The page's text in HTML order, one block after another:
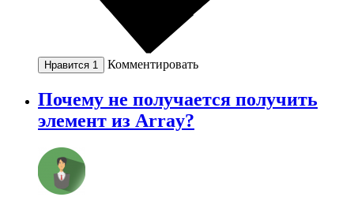
Нравится 1 Комментировать
Почему не получается получить
элемент из Array?